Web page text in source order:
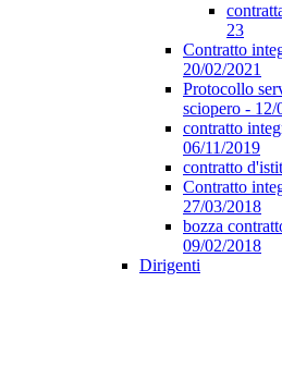
23
Contratto
20/02/2021
Protocollo
sciopero - 12/
contratto
06/11/2019
contratto
Contratto
27/03/2018
bozza
09/02/2018
Dirigenti